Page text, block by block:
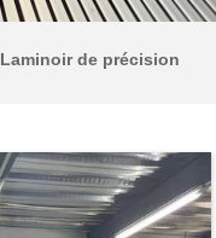
Laminoir de précision